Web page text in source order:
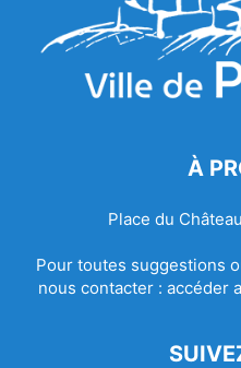
À
Place du
Pour toutes suggestions
nous contacter : accéder